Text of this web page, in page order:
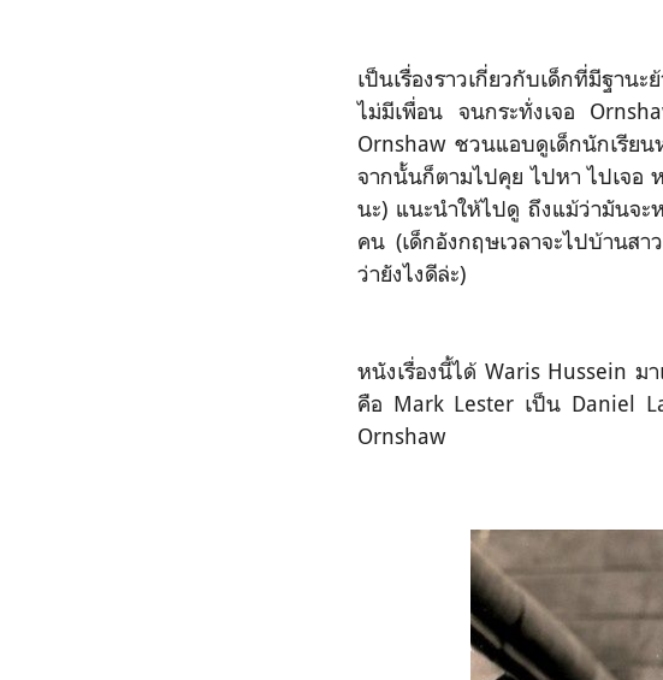
เป็นเรื่องราวเกี่ยวกับเด็กที่มีฐาน
ไม่มีเพื่อน จนกระทั่งเจอ
Ornshaw ชวนแอบดูเด็กนักเรีย
จากนั้นก็ตามไปคุย ไปหา ไปเจอ
นะ) แนะนำให้ไปดู ถึงแม้ว่ามันจะ
คน (เด็กอังกฤษเวลาจะไปบ้านส
ว่ายังไงดีล่ะ)
หนังเรื่องนี้ได้ Waris Hussein
คือ Mark Lester เป็น Daniel
Ornshaw